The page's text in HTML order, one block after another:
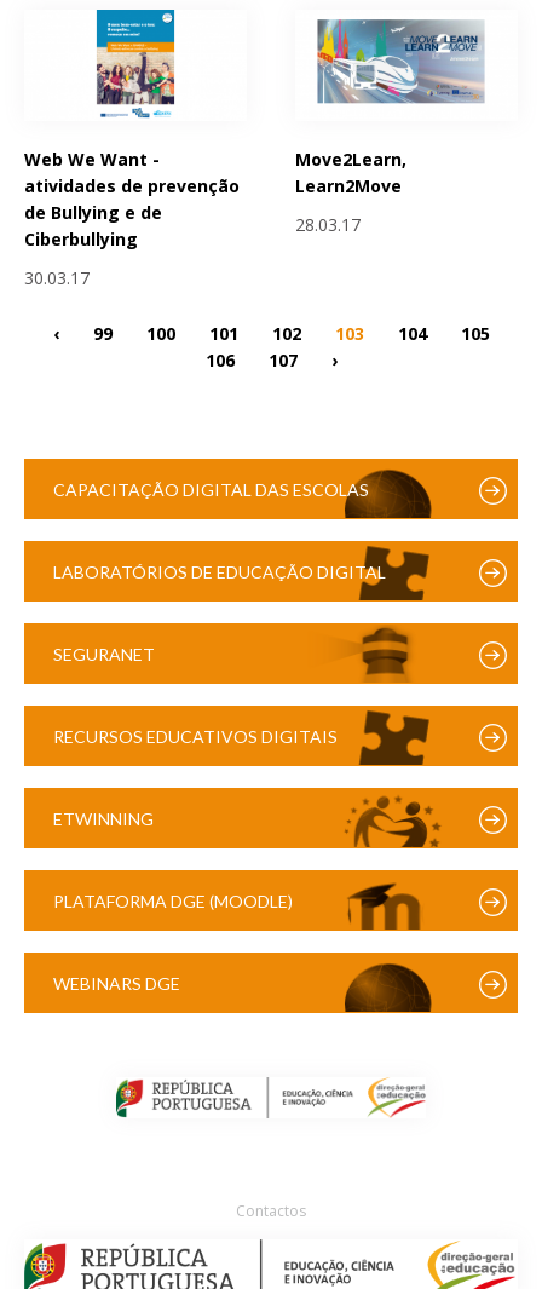
Web We Want -
atividades de prevenção
de Bullying e de
Ciberbullying
30.03.17
Move2Learn,
Learn2Move
28.03.17
‹ 99 100 101 102 103 104
105
106
107 ›
CAPACITAÇÃO DIGITAL DAS ESCOLAS
LABORATÓRIOS DE EDUCAÇÃO DIGITAL
SEGURANET
RECURSOS EDUCATIVOS DIGITAIS
ETWINNING
PLATAFORMA DGE (MOODLE)
WEBINARS DGE
Contactos